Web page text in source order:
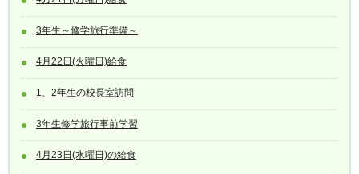
3年生～修学旅行準備～
4月22日(火曜日)給食
1、2年生の校長室訪問
3年生修学旅行事前学習
4月23日(水曜日)の給食